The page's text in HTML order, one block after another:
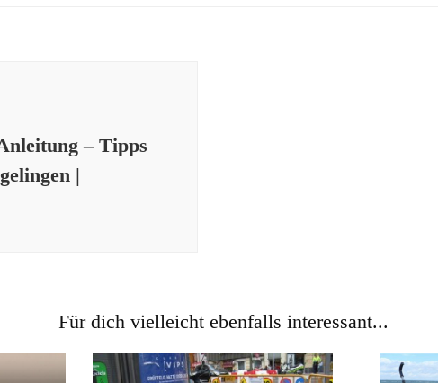
– Tipps
|
Für dich vielleicht ebenfalls interessant...